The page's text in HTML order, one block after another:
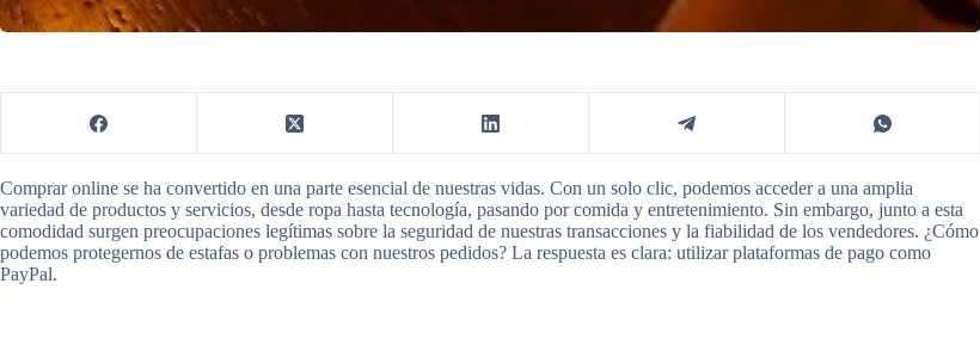
Comprar online se ha convertido en una parte esencial de nuestras vidas. Con un solo clic, podemos acceder a una amplia
variedad de productos y servicios, desde ropa hasta tecnología, pasando por comida y entretenimiento. Sin embargo, junto a esta
comodidad surgen preocupaciones legítimas sobre la seguridad de nuestras transacciones y la fiabilidad de los vendedores. ¿Cómo
podemos protegernos de estafas o problemas con nuestros pedidos? La respuesta es clara: utilizar plataformas de pago como
PayPal.